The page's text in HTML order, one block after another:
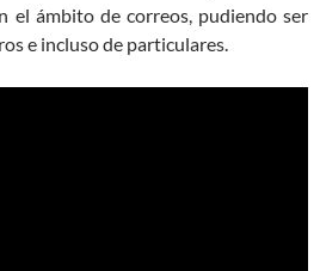
el ámbito de correos, pudiendo ser
e incluso de particulares.